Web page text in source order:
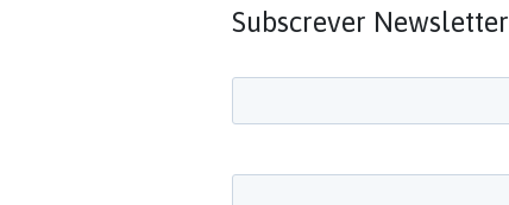
Subscrever Newsletter